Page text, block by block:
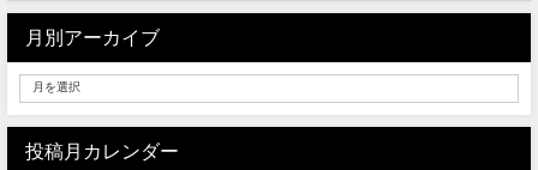
月別アーカイブ
投稿月カレンダー